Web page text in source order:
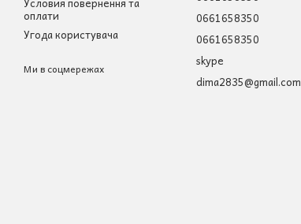
оплати
Угода користувача
Ми в соцмережах
0661658350
0661658350
skype
dima2835@gmail.com